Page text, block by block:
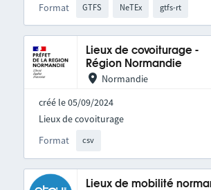
Format GTFS NeTEx gtfs-rt
Lieux de covoiturage -
Région Normandie
Normandie
créé le 05/09/2024
Format csv
Lieux de covoiturage
Lieux de mobilité